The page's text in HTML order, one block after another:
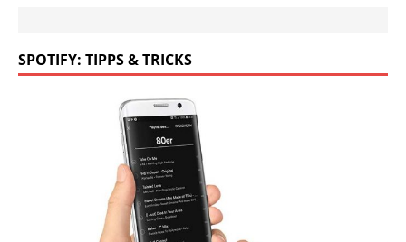
SPOTIFY: TIPPS & TRICKS